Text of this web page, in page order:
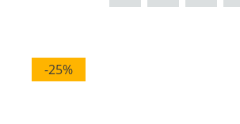
-25%